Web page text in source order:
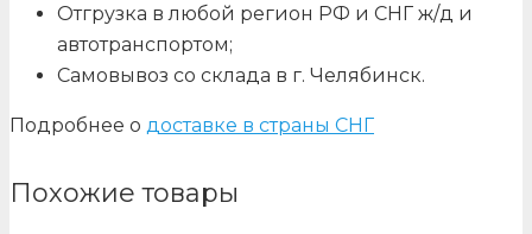
Отгрузка в любой регион РФ и СНГ ж/д и
автотранспортом;
Самовывоз со склада в г. Челябинск.
Подробнее о доставке в страны СНГ
Похожие товары